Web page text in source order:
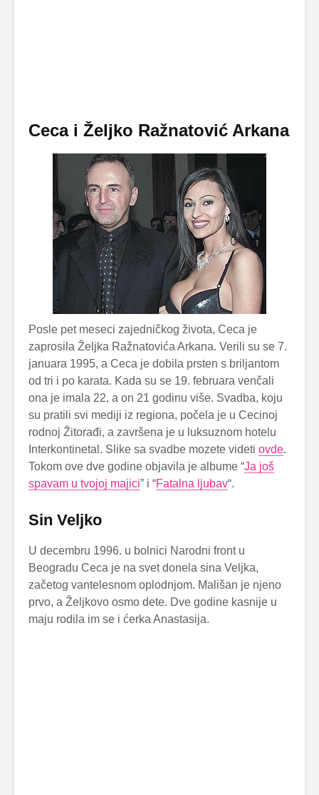
Ceca i Željko Ražnatović Arkana
Posle pet meseci zajedničkog života, Ceca je
zaprosila Željka Ražnatovića Arkana. Verili su se 7.
januara 1995, a Ceca je dobila prsten s briljantom
od tri i po karata. Kada su se 19. februara venčali
ona je imala 22, a on 21 godinu više. Svadba, koju
su pratili svi mediji iz regiona, počela je u Cecinoj
rodnoj Žitorađi, a završena je u luksuznom hotelu
Interkontinetal. Slike sa svadbe mozete videti ovde.
Tokom ove dve godine objavila je albume “Ja još
spavam u tvojoj majici” i “Fatalna ljubav“.
Sin Veljko
U decembru 1996. u bolnici Narodni front u
Beogradu Ceca je na svet donela sina Veljka,
začetog vantelesnom oplodnjom. Mališan je njeno
prvo, a Željkovo osmo dete. Dve godine kasnije u
maju rodila im se i ćerka Anastasija.